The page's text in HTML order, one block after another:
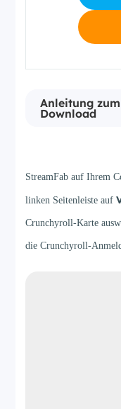
Anleitung
Download
StreamFab auf Ihrem
linken Seitenleiste auf
Crunchyroll-Karte
die Crunchyroll-